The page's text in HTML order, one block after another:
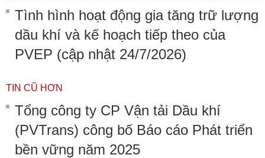
Tình hình hoạt động gia tăng trữ lượng
dầu khí và kế hoạch tiếp theo của
PVEP (cập nhật 24/7/2026)
TIN CŨ HƠN
Tổng công ty CP Vận tải Dầu khí
(PVTrans) công bố Báo cáo Phát triển
bền vững năm 2025